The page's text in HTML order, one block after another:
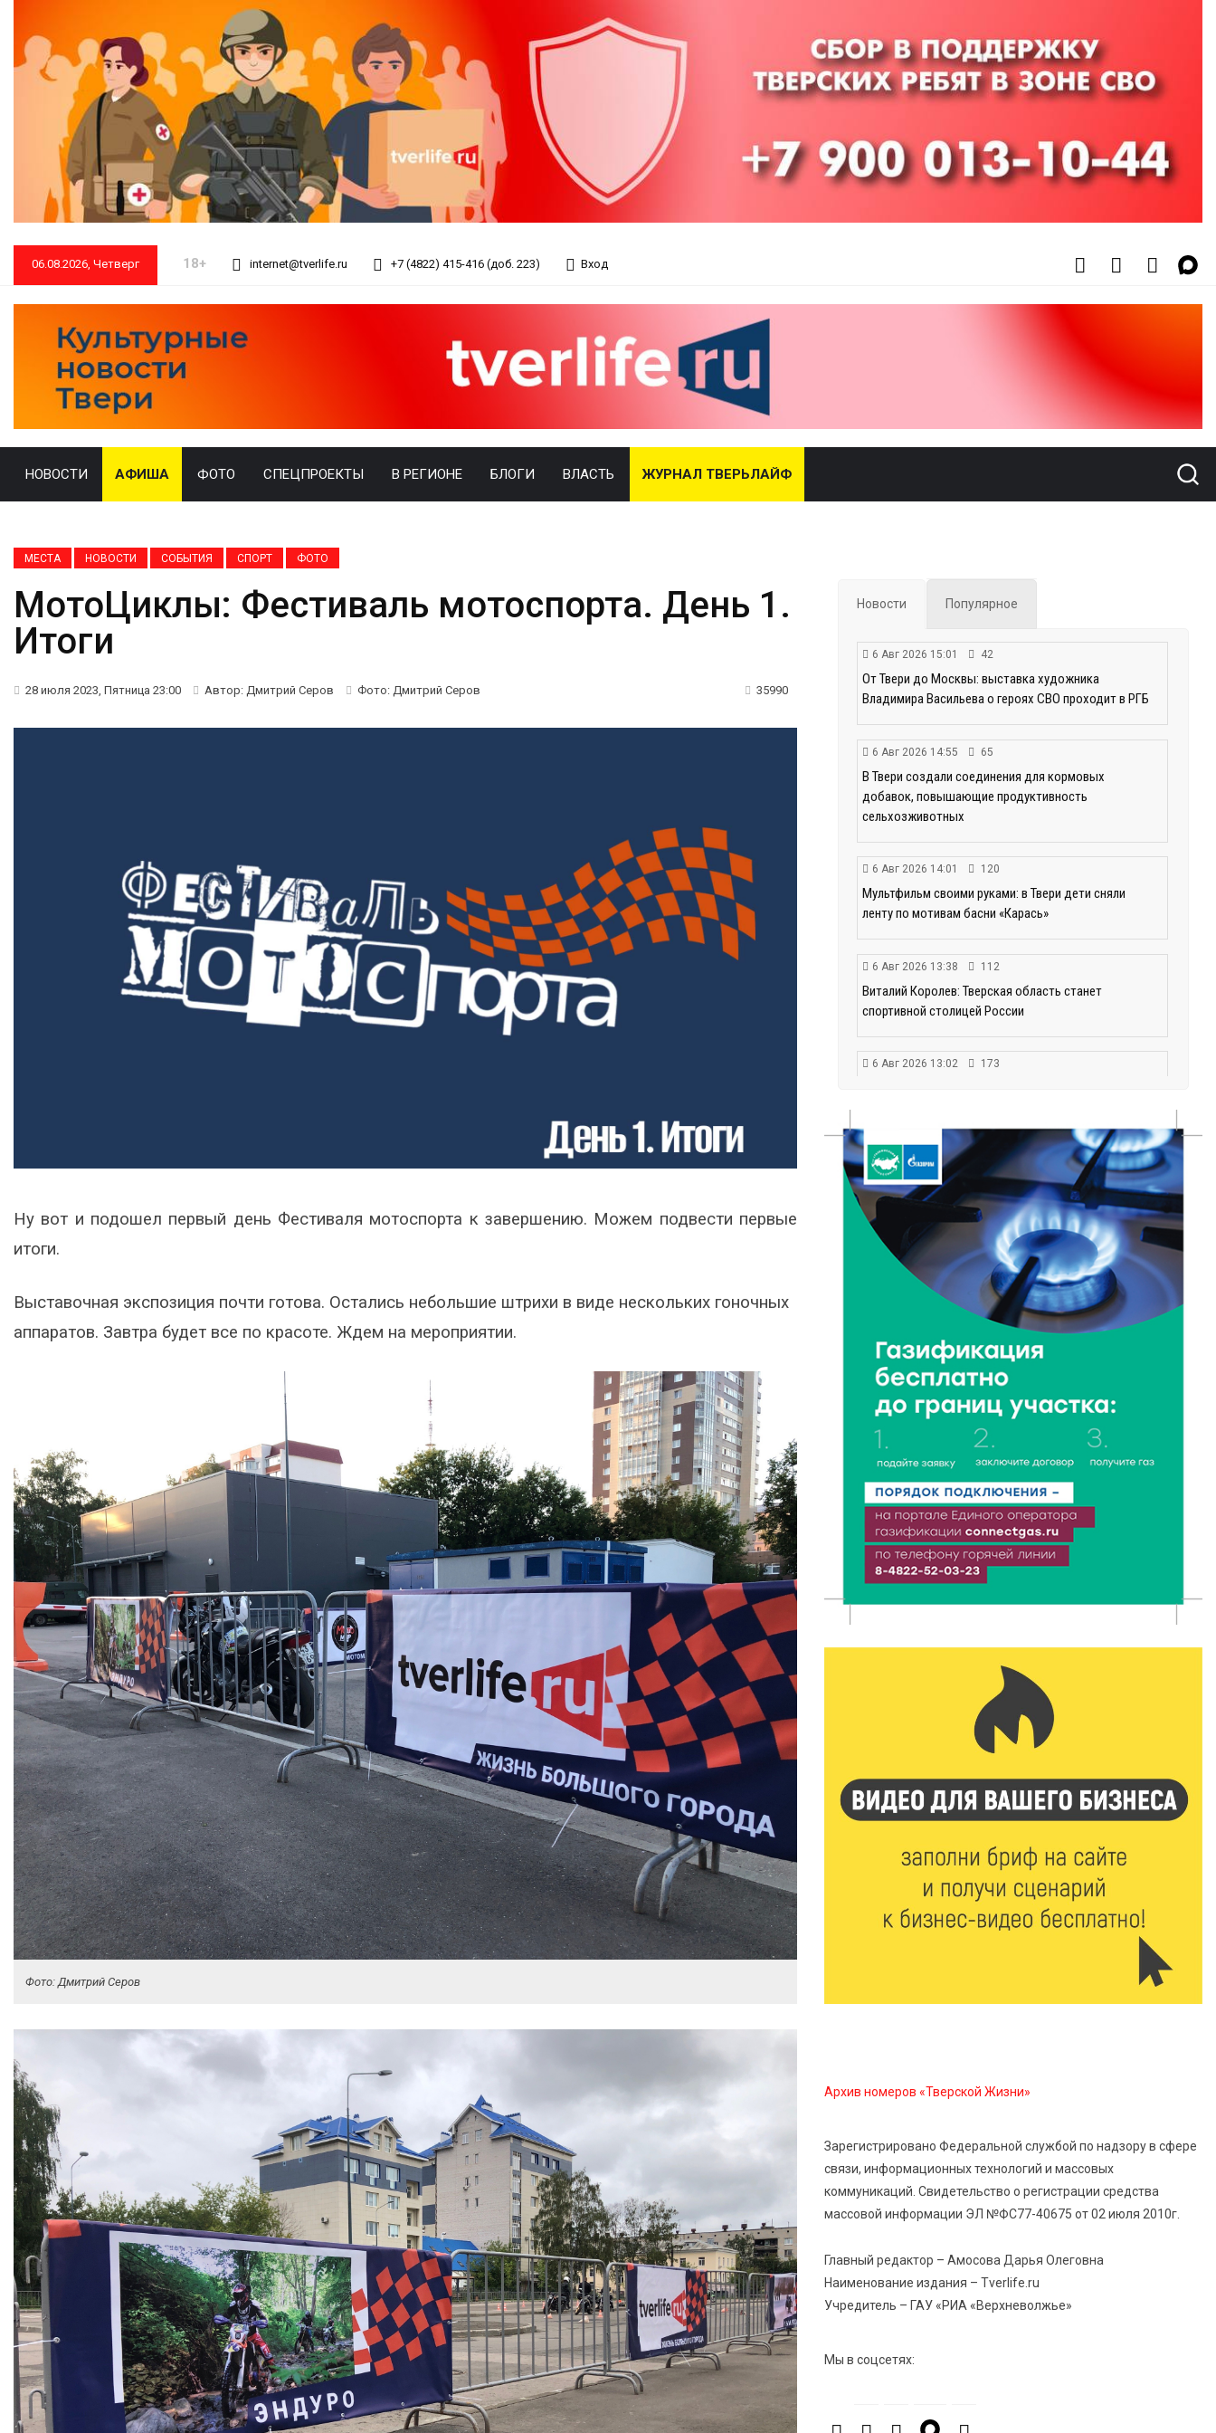
06.08.2026, Четверг 18+ internet@tverlife.ru +7 (4822) 415-416 (доб. 223) Вход
НОВОСТИ АФИША ФОТО СПЕЦПРОЕКТЫ В РЕГИОНЕ БЛОГИ ВЛАСТЬ ЖУРНАЛ ТВЕРЬЛАЙФ
МЕСТА НОВОСТИ СОБЫТИЯ СПОРТ ФОТО
МотоЦиклы: Фестиваль мотоспорта. День 1.
Итоги
28 июля 2023, Пятница 23:00 Автор: Дмитрий Серов Фото: Дмитрий Серов 35990
Ну вот и подошел первый день Фестиваля мотоспорта к завершению. Можем подвести первые
итоги.
Выставочная экспозиция почти готова. Остались небольшие штрихи в виде нескольких гоночных
аппаратов. Завтра будет все по красоте. Ждем на мероприятии.
Фото: Дмитрий Серов
Новости Популярное
6 Авг 2026 15:01 42
От Твери до Москвы: выставка художника
Владимира Васильева о героях СВО проходит в РГБ
6 Авг 2026 14:55 65
В Твери создали соединения для кормовых
добавок, повышающие продуктивность
сельхозживотных
6 Авг 2026 14:01 120
Мультфильм своими руками: в Твери дети сняли
ленту по мотивам басни «Карась»
6 Авг 2026 13:38 112
Виталий Королев: Тверская область станет
спортивной столицей России
6 Авг 2026 13:02 173
6 Авг 2026 12:01
Развитие надпрофессиональных компетенций:
студенческий актив ТвГМУ посетил культурную
столицу России
6 Авг 2026 11:31 169
Уйти красиво: как жители Твери расстаются с
6 Авг 2026 11:25 191
В Твери обновили отделение гнойной хирургии
6 Авг 2026 11:01
спасателей жителям Тверской области
6 Авг 2026 10:01 133
Спорт, энергия и мастер-классы: в Твери прошла
6 Авг 2026 09:01 159
От хип-хопа до латины: как провести вечер 6
августа с пользой и драйвом
163
дождь: что ждёт жителей Тверской области
сегодня
6 Авг 2026 08:10 229
В Твери открываются две масштабные выставки
известных художников
Госавтоинспекции
«Тотального диктанта»
5 Авг 2026 21:02 394
От детских площадок до спортивных арен: в
Калининском округе подвели итоги программы
поддержки местных инициатив
5 Авг 2026 20:02
Большая гонка на Волге: 8 августа Калязин станет
центром всероссийского велоспорта
5 Авг 2026 19:02
Архив номеров «Тверской Жизни»
Зарегистрировано Федеральной службой по надзору в сфере
связи, информационных технологий и массовых
коммуникаций. Свидетельство о регистрации средства
массовой информации ЭЛ №ФС77-40675 от 02 июля 2010г.
Главный редактор – Амосова Дарья Олеговна
Наименование издания – Tverlife.ru
Учредитель – ГАУ «РИА «Верхневолжье»
Мы в соцсетях: